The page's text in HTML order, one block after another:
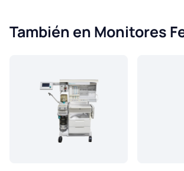
También en Monitores